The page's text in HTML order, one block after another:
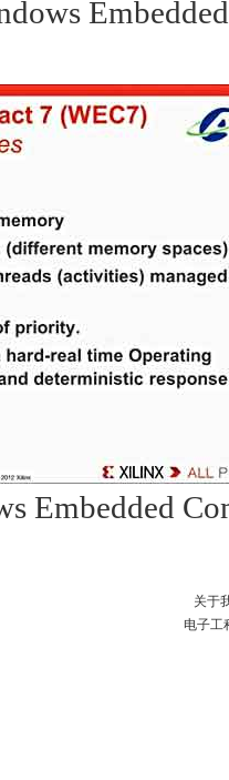
Embedded
关于
电子工